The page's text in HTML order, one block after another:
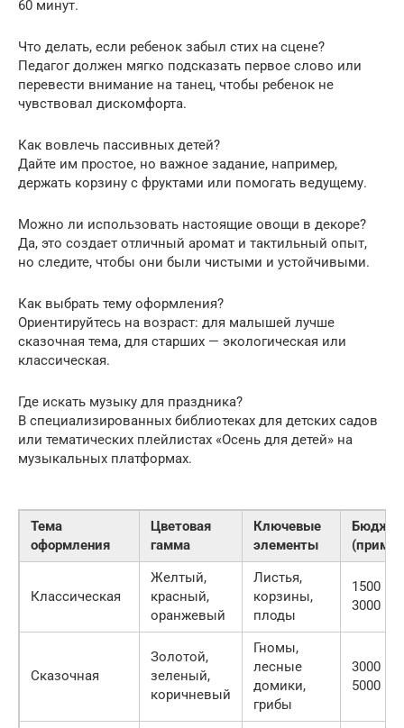
60 минут.
Что делать, если ребенок забыл стих на сцене?
Педагог должен мягко подсказать первое слово или
перевести внимание на танец, чтобы ребенок не
чувствовал дискомфорта.
Как вовлечь пассивных детей?
Дайте им простое, но важное задание, например,
держать корзину с фруктами или помогать ведущему.
Можно ли использовать настоящие овощи в декоре?
Да, это создает отличный аромат и тактильный опыт,
но следите, чтобы они были чистыми и устойчивыми.
Как выбрать тему оформления?
Ориентируйтесь на возраст: для малышей лучше
сказочная тема, для старших — экологическая или
классическая.
Где искать музыку для праздника?
В специализированных библиотеках для детских садов
или тематических плейлистах «Осень для детей» на
музыкальных платформах.
Тема
оформления
Цветовая
гамма
Ключевые
элементы
Бюджет
Классическая
Желтый,
красный,
оранжевый
Листья,
корзины,
плоды
1500 —
3000
Сказочная
Золотой,
зеленый,
коричневый
Гномы,
лесные
домики,
грибы
3000 —
5000